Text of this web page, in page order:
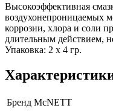
Высокоэффективная
воздухонепроницаемых
коррозии, хлора и соли
длительным действием,
Упаковка: 2 х 4 гр.
Бренд McNETT